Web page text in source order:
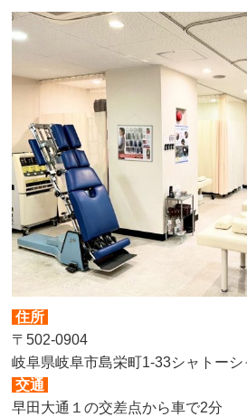
住所
〒502-0904
岐阜県岐阜市島栄町1-33シャトーシ
交通
早田大通１の交差点から車で2分